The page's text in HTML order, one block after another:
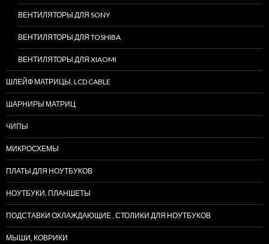
ВЕНТИЛЯТОРЫ ДЛЯ SONY
ВЕНТИЛЯТОРЫ ДЛЯ TOSHIBA
ВЕНТИЛЯТОРЫ ДЛЯ XIAOMI
ШЛЕЙФ МАТРИЦЫ, LCD CABLE
ШАРНИРЫ МАТРИЦ
ЧИПЫ
МИКРОСХЕМЫ
ПЛАТЫ ДЛЯ НОУТБУКОВ
НОУТБУКИ, ПЛАНШЕТЫ
ПОДСТАВКИ ОХЛАЖДАЮЩИЕ , СТОЛИКИ ДЛЯ НОУТБУКОВ
МЫШИ, КОВРИКИ